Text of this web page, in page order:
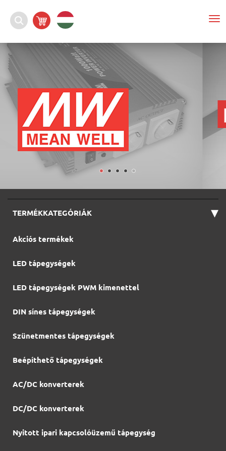
TERMÉKKATEGÓRIÁK ▾
Akciós termékek
LED tápegységek
LED tápegységek PWM kimenettel
DIN sínes tápegységek
Szünetmentes tápegységek
Beépíthető tápegységek
AC/DC konverterek
DC/DC konverterek
Nyitott ipari kapcsolóüzemű tápegység